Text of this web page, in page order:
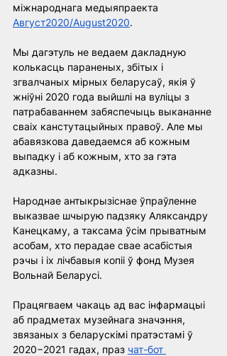
міжнароднага медыяпраекта
Август2020/August2020.
Мы дагэтуль не ведаем дакладную
колькасць параненых, збітых і
згвалчаных мірных беларусаў, якія ў
жніўні 2020 года выйшлі на вуліцы з
патрабаваннем забяспечыць выкананне
сваіх канстутацыйных правоў. Але мы
абавязкова даведаемся аб кожным
выпадку і аб кожным, хто за гэта
адказны.
Народнае антыкрызіснае ўпраўленне
выказвае шчырую падзяку Аляксандру
Канецкаму, а таксама ўсім прыватным
асобам, хто перадае свае асабістыя
рэчы і іх лічбавыя копіі ў фонд Музея
Вольнай Беларусі.
Працягваем чакаць ад вас інфармацыі
аб прадметах музейнага значэння,
звязаных з беларускімі пратэстамі ў
2020−2021 гадах, праз чат-бот